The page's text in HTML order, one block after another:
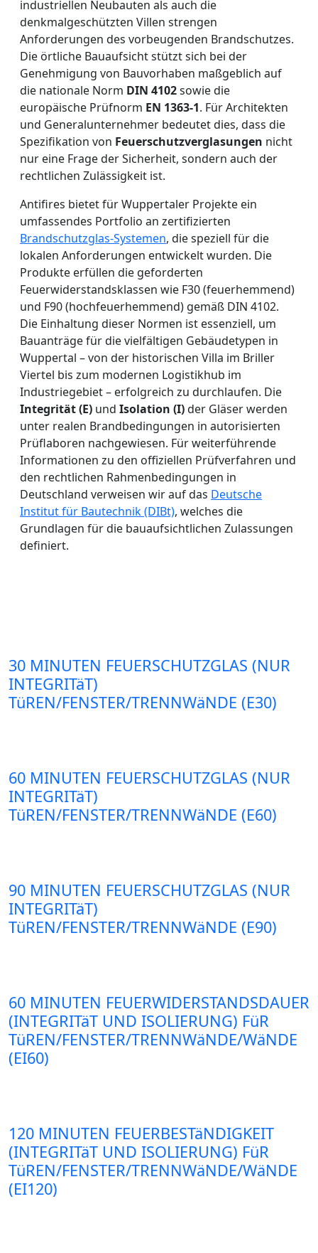
industriellen Neubauten als auch die
denkmalgeschützten Villen strengen
Anforderungen des vorbeugenden Brandschutzes.
Die örtliche Bauaufsicht stützt sich bei der
Genehmigung von Bauvorhaben maßgeblich auf
die nationale Norm DIN 4102sowie die
europäische Prüfnorm EN 1363-1. Für Architekten
und Generalunternehmer bedeutet dies, dass die
Spezifikation von Feuerschutzverglasungen nicht
nur eine Frage der Sicherheit, sondern auch der
rechtlichen Zulässigkeit ist.
Antifires bietet für Wuppertaler Projekte ein
umfassendes Portfolio an zertifizierten
Brandschutzglas-Systemen, die speziell für die
lokalen Anforderungen entwickelt wurden. Die
Produkte erfüllen die geforderten
Feuerwiderstandsklassen wie F30 (feuerhemmend)
und F90 (hochfeuerhemmend) gemäß DIN 4102.
Die Einhaltung dieser Normen ist essenziell, um
Bauanträge für die vielfältigen Gebäudetypen in
Wuppertal – von der historischen Villa im Briller
Viertel bis zum modernen Logistikhub im
Industriegebiet – erfolgreich zu durchlaufen. Die
Integrität (E) und Isolation (I)der Gläser werden
unter realen Brandbedingungen in autorisierten
Prüflaboren nachgewiesen. Für weiterführende
Informationen zu den offiziellen Prüfverfahren und
den rechtlichen Rahmenbedingungen in
Deutschland verweisen wir auf das Deutsche
Institut für Bautechnik (DIBt), welches die
Grundlagen für die bauaufsichtlichen Zulassungen
definiert.
30 MINUTEN FEUERSCHUTZGLAS (NUR
INTEGRITäT)
TüREN/FENSTER/TRENNWäNDE (E30)
60 MINUTEN FEUERSCHUTZGLAS (NUR
INTEGRITäT)
TüREN/FENSTER/TRENNWäNDE (E60)
90 MINUTEN FEUERSCHUTZGLAS (NUR
INTEGRITäT)
TüREN/FENSTER/TRENNWäNDE (E90)
60 MINUTEN FEUERWIDERSTANDSDAUER
(INTEGRITäT UND ISOLIERUNG) FüR
TüREN/FENSTER/TRENNWäNDE/WäNDE
(EI60)
120 MINUTEN FEUERBESTäNDIGKEIT
(INTEGRITäT UND ISOLIERUNG) FüR
TüREN/FENSTER/TRENNWäNDE/WäNDE
(EI120)